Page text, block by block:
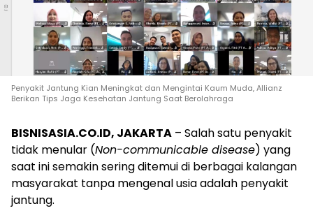
Penyakit Jantung Kian Meningkat dan Mengintai Kaum Muda, Allianz
Berikan Tips Jaga Kesehatan Jantung Saat Berolahraga
BISNISASIA.CO.ID, JAKARTA – Salah satu penyakit
tidak menular (Non-communicable disease) yang
saat ini semakin sering ditemui di berbagai kalangan
masyarakat tanpa mengenal usia adalah penyakit
jantung.